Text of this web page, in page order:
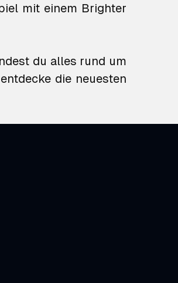
mit einem Brighter
du alles rund um
die neuesten